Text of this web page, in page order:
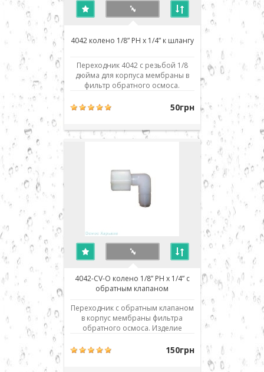
4042 колено 1/8” РН x 1/4” к шлангу
Переходник 4042 с резьбой 1/8
дюйма для корпуса мембраны в
фильтр обратного осмоса.
взаимозаменяемо со всеми
любых производителей: Aquafilter,
50грн
4042-CV-O колено 1/8” РН x 1/4” с
обратным клапаном
Переходник с обратным клапаном
в корпус мембраны фильтра
обратного осмоса. Изделие
со всеми аналогичными деталями
и фильтрами обратного осмоса
150грн